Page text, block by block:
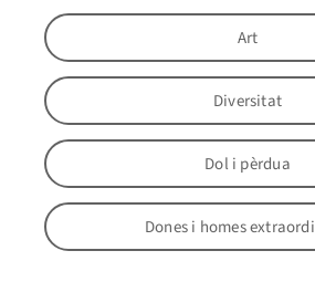
Art
Diversitat
Dol i pèrdua
Dones i homes